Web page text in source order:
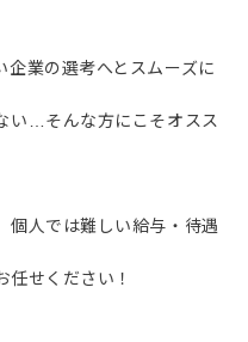
企業の選考へとスムーズに
い…そんな方にこそオスス
個人では難しい給与・待遇
任せください！